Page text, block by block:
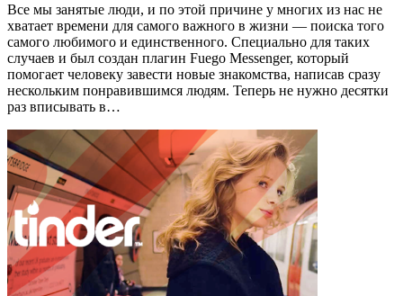
Все мы занятые люди, и по этой причине у многих из нас не
хватает времени для самого важного в жизни — поиска того
самого любимого и единственного. Специально для таких
случаев и был создан плагин Fuego Messenger, который
помогает человеку завести новые знакомства, написав сразу
нескольким понравившимся людям. Теперь не нужно десятки
раз вписывать в…